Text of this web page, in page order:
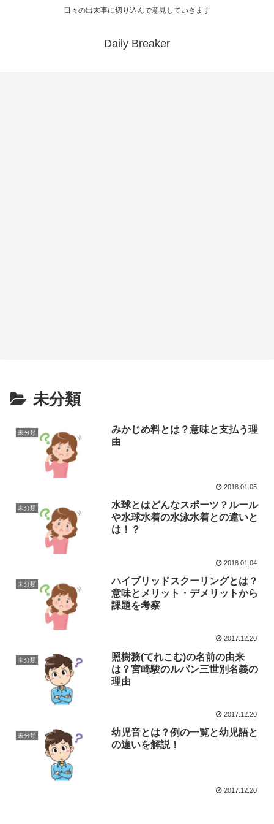
日々の出来事に切り込んで意見していきます
Daily Breaker
未分類
未分類
みかじめ料とは？意味と支払う理
由
2018.01.05
未分類
水球とはどんなスポーツ？ルール
や水球水着の水泳水着との違いと
は！？
2018.01.04
未分類
ハイブリッドスクーリングとは？
意味とメリット・デメリットから
課題を考察
2017.12.20
未分類
照樹務(てれこむ)の名前の由来
は？宮崎駿のルパン三世別名義の
理由
2017.12.20
未分類
幼児音とは？例の一覧と幼児語と
の違いを解説！
2017.12.20